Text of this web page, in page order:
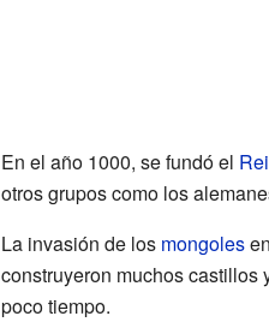
En el año 1000, se fundó el
otros grupos como los
La invasión de los mongoles
construyeron muchos castillos
poco tiempo.